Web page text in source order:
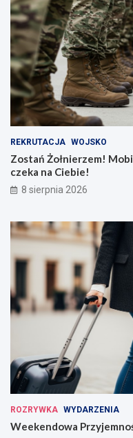
REKRUTACJA WOJSKO
Zostań Żołnierzem!
czeka na Ciebie!
8 sierpnia 2026
ROZRYWKA WYDARZENIA
Weekendowa